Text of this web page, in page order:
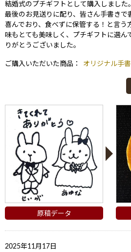
結婚式のプチギフトとして購入しました。
最後のお見送りに配り、皆さん手書きで
喜んでおり、食べずに保管する！と言う
味もとても美味しく、プチギフトに選ん
りがとうございました。
ご購入いただいた商品： オリジナル手
原稿データ
2025年11月17日